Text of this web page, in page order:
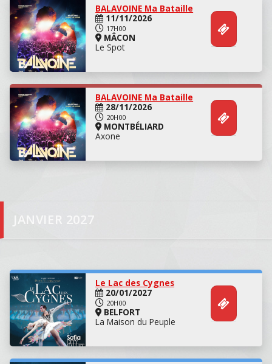
BALAVOINE Ma Bataille
11/11/2026
17H00
MÂCON
Le Spot
BALAVOINE Ma Bataille
28/11/2026
20H00
MONTBÉLIARD
Axone
JANVIER 2027
Danse
Le Lac des Cygnes
20/01/2027
20H00
BELFORT
La Maison du Peuple
Danse
Concert